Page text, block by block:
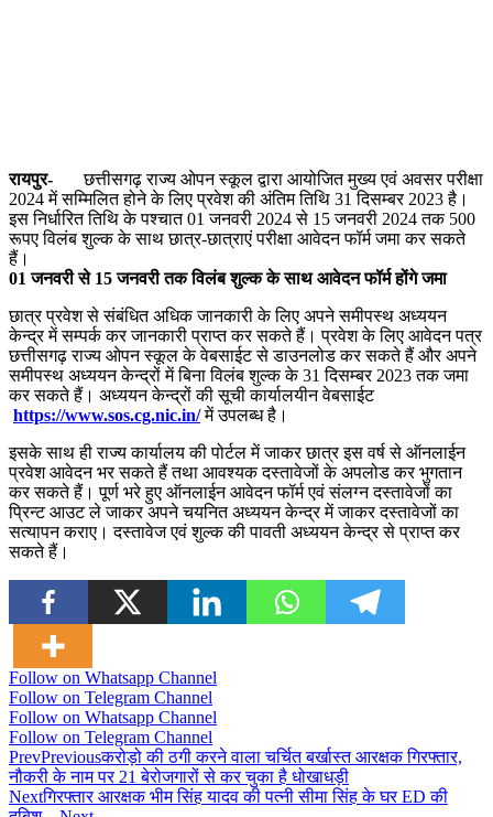
रायपुर-छत्तीसगढ़ राज्य ओपन स्कूल द्वारा आयोजित मुख्य एवं अवसर परीक्षा
2024 में सम्मिलित होने के लिए प्रवेश की अंतिम तिथि 31 दिसम्बर 2023 है।
इस निर्धारित तिथि के पश्चात 01 जनवरी 2024 से 15 जनवरी 2024 तक 500
रूपए विलंब शुल्क के साथ छात्र-छात्राएं परीक्षा आवेदन फॉर्म जमा कर सकते
हैं।
01 जनवरी से 15 जनवरी तक विलंब शुल्क के साथ आवेदन फॉर्म होंगे जमा
छात्र प्रवेश से संबंधित अधिक जानकारी के लिए अपने समीपस्थ अध्ययन
केन्द्र में सम्पर्क कर जानकारी प्राप्त कर सकते हैं। प्रवेश के लिए आवेदन पत्र
छत्तीसगढ़ राज्य ओपन स्कूल के वेबसाईट से डाउनलोड कर सकते हैं और अपने
समीपस्थ अध्ययन केन्द्रों में बिना विलंब शुल्क के 31 दिसम्बर 2023 तक जमा
कर सकते हैं। अध्ययन केन्द्रों की सूची कार्यालयीन वेबसाईट
https://www.sos.cg.nic.in/में उपलब्ध है।
इसके साथ ही राज्य कार्यालय की पोर्टल में जाकर छात्र इस वर्ष से ऑनलाईन
प्रवेश आवेदन भर सकते हैं तथा आवश्यक दस्तावेजों के अपलोड कर भुगतान
कर सकते हैं। पूर्ण भरे हुए ऑनलाईन आवेदन फॉर्म एवं संलग्न दस्तावेजों का
प्रिन्ट आउट ले जाकर अपने चयनित अध्ययन केन्द्र में जाकर दस्तावेजों का
सत्यापन कराए। दस्तावेज एवं शुल्क की पावती अध्ययन केन्द्र से प्राप्त कर
सकते हैं।
Follow on Whatsapp Channel
Follow on Telegram Channel
Follow on Whatsapp Channel
Follow on Telegram Channel
PrevPreviousकरोड़ो की ठगी करने वाला चर्चित बर्खास्त आरक्षक गिरफ्तार,
नौकरी के नाम पर 21 बेरोजगारों से कर चुका है धोखाधड़ी
Nextगिरफ्तार आरक्षक भीम सिंह यादव की पत्नी सीमा सिंह के घर ED की